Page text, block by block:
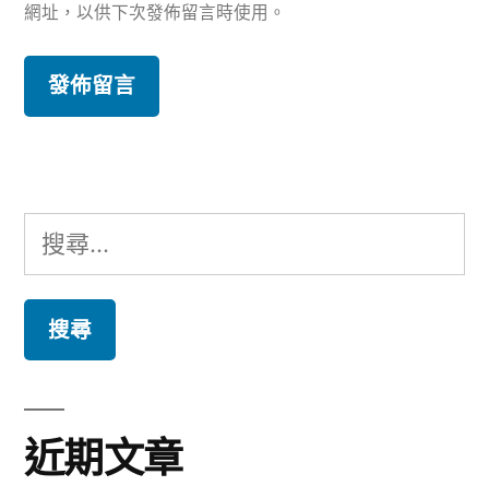
網址，以供下次發佈留言時使用。
搜
尋
鍵
字:
近期文章